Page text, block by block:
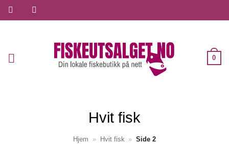
Skip
to
0
Hvit fisk
Hjem » Hvit fisk » Side 2